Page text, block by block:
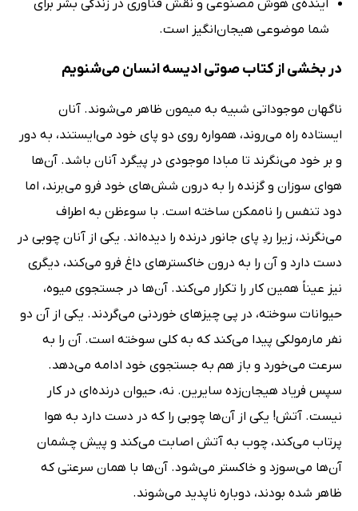
آینده‌ی هوش مصنوعی و نقش فناوری در زندگی بشر برای
شما موضوعی هیجان‌انگیز است.
در بخشی از کتاب صوتی ادیسه انسان می‌شنویم
ناگهان موجوداتی شبیه به میمون ظاهر می‌شوند. آنان
ایستاده راه می‌روند، همواره روی دو پای خود می‌ایستند، به دور
و بر خود می‌نگرند تا مبادا موجودی در پیگرد آنان باشد. آن‌ها
هوای سوزان و گزنده را به درون شش‌های خود فرو می‌برند، اما
دود تنفس را ناممکن ساخته است. با سوءظن به اطراف
می‌نگرند، زیرا ردِ پای جانور درنده را دیده‌اند. یکی از آنان چوبی در
دست دارد و آن را به درون خاکسترهای داغ فرو می‌کند، دیگری
نیز عیناً همین کار را تکرار می‌کند. آن‌ها در جستجوی میوه،
حیوانات سوخته، در پی چیزهای خوردنی می‌گردند. یکی از آن دو
نفر مارمولکی پیدا می‌کند که به کلی سوخته است. آن را به
سرعت می‌خورد و باز هم به جستجوی خود ادامه می‌دهد.
سپس فریاد هیجان‌زده سایرین. نه، حیوان درنده‌ای در کار
نیست. آتش! یکی از آن‌ها چوبی را که در دست دارد به هوا
پرتاب می‌کند، چوب به آتش اصابت می‌کند و پیش چشمان
آن‌ها می‌سوزد و خاکستر می‌شود. آن‌ها با همان سرعتی که
ظاهر شده بودند، دوباره ناپدید می‌شوند.